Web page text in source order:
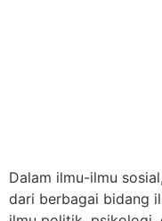
Dalam ilmu-ilmu
dari berbagai bidang